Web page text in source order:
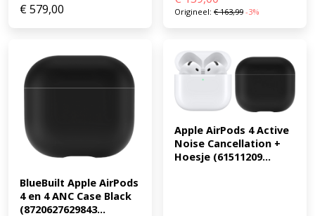
€579,00 Origineel: €163,99 -3%
BlueBuilt Apple AirPods
4 en 4 ANC Case Black
(8720627629843...
Apple AirPods 4 Active
Noise Cancellation +
Hoesje (61511209...